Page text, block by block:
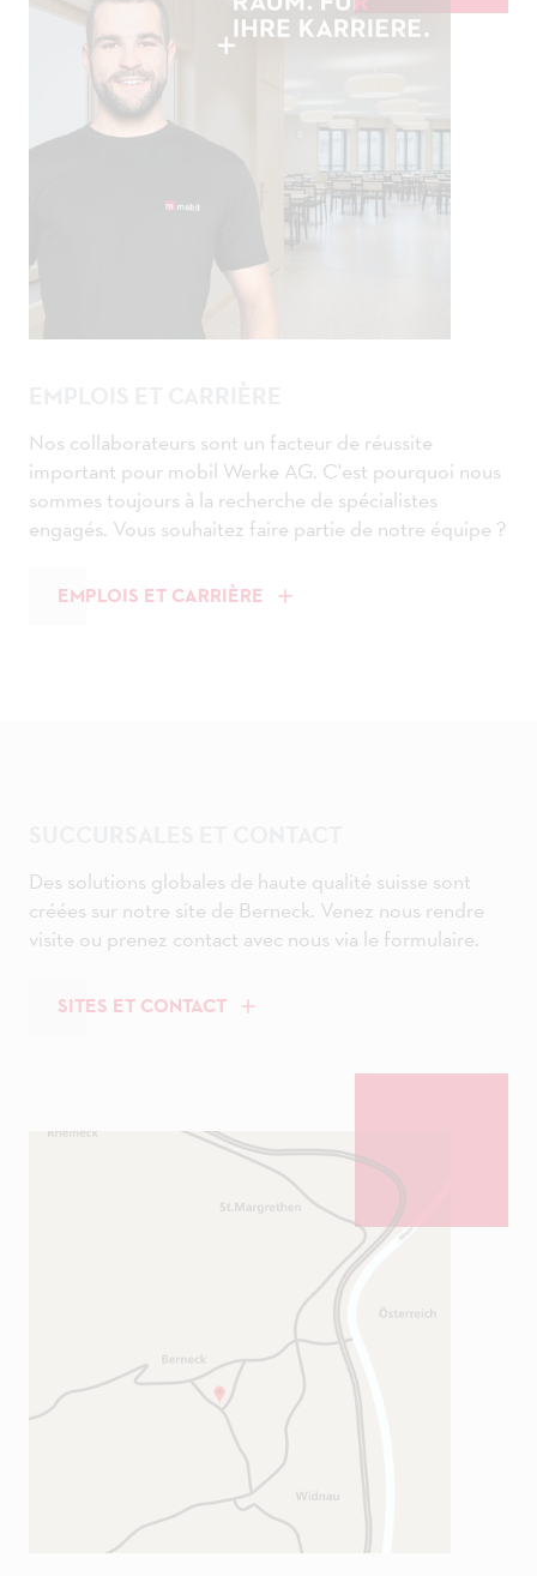
Nos collaborateurs sont un facteur de réussite
important pour mobil Werke AG. C'est pourquoi nous
sommes toujours à la recherche de spécialistes
engagés. Vous souhaitez faire partie de notre équipe ?
EMPLOIS ET CARRIÈRE
Des solutions globales de haute qualité suisse sont
créées sur notre site de Berneck. Venez nous rendre
visite ou prenez contact avec nous via le formulaire.
SITES ET CONTACT